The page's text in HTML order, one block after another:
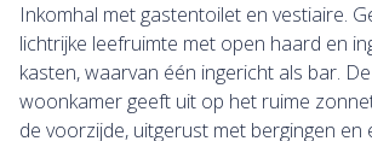
Inkomhal met gastentoilet en vestiaire.
lichtrijke leefruimte met open haard en
kasten, waarvan één ingericht als bar. De
woonkamer geeft uit op het ruime
de voorzijde, uitgerust met bergingen en